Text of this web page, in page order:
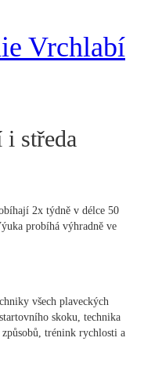
Vrchlabí
i středa
2x týdně v délce 50
probíhá výhradně ve
všech plaveckých
skoku, technika
trénink rychlosti a